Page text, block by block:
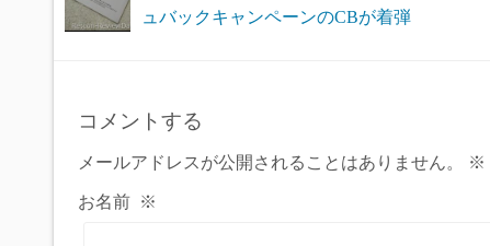
ュバックキャンペーンのCBが着弾
コメントする
メールアドレスが公開されることはありません。 ※
お名前 ※